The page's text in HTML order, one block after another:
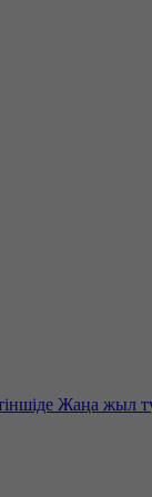
Жаңа жыл